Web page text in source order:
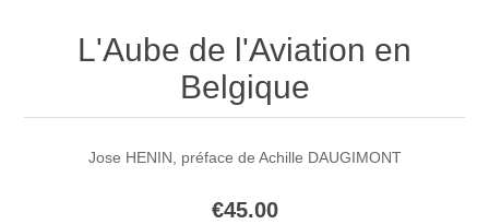
L'Aube de l'Aviation en
Belgique
Jose HENIN, préface de Achille DAUGIMONT
€45.00